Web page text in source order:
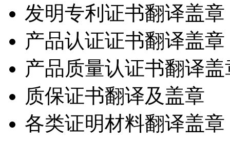
发明专利证书翻译盖章
产品认证证书翻译盖章
产品质量认证书翻译盖
质保证书翻译及盖章
各类证明材料翻译盖章